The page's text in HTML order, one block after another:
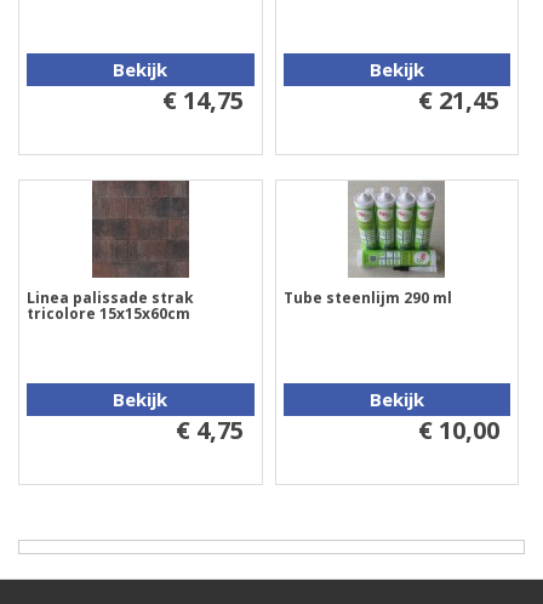
Bekijk
€ 14,75
Bekijk
€ 21,45
Linea palissade strak
tricolore 15x15x60cm
Bekijk
€ 4,75
Tube steenlijm 290 ml
Bekijk
€ 10,00